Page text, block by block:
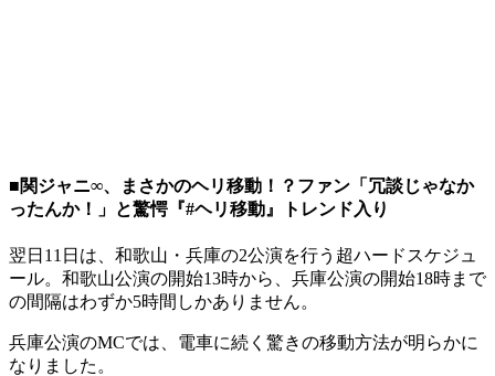
■関ジャニ∞、まさかのヘリ移動！？ファン「冗談じゃなか
ったんか！」と驚愕『#ヘリ移動』トレンド入り
翌日11日は、和歌山・兵庫の2公演を行う超ハードスケジュ
ール。和歌山公演の開始13時から、兵庫公演の開始18時まで
の間隔はわずか5時間しかありません。
兵庫公演のMCでは、電車に続く驚きの移動方法が明らかに
なりました。